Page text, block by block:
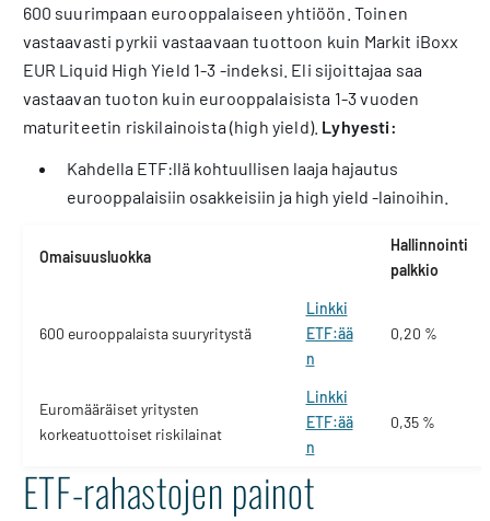
600 suurimpaan eurooppalaiseen yhtiöön. Toinen
vastaavasti pyrkii vastaavaan tuottoon kuin Markit iBoxx
EUR Liquid High Yield 1-3 -indeksi. Eli sijoittajaa saa
vastaavan tuoton kuin eurooppalaisista 1-3 vuoden
maturiteetin riskilainoista (high yield). Lyhyesti:
Kahdella ETF:llä kohtuullisen laaja hajautus
eurooppalaisiin osakkeisiin ja high yield -lainoihin.
Omaisuusluokka
Hallinnointi
palkkio
600 eurooppalaista suuryritystä
Linkki
ETF:ää
n
0,20 %
Euromääräiset yritysten
korkeatuottoiset riskilainat
Linkki
ETF:ää
n
0,35 %
ETF-rahastojen painot